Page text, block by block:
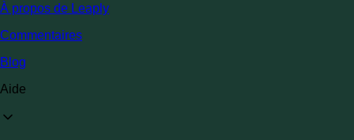
À propos de Leaply
Commentaires
Blog
Aide